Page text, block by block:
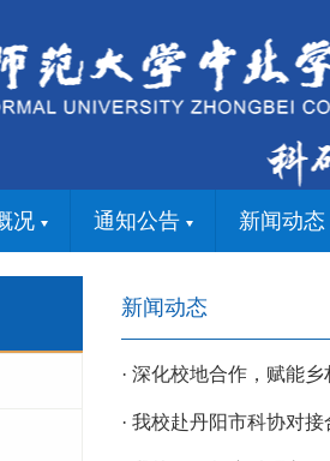
况 通知公告 新闻动态
新闻动态
· 深化校地合作，赋能
· 我校赴丹阳市科协对